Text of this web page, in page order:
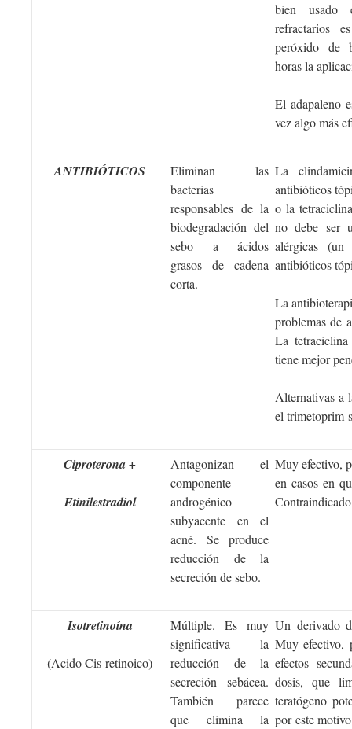
bien usado
refractarios
peróxido de
horas la
El adapaleno
vez algo más
ANTIBIÓTICOS
Eliminan las
bacterias
responsables de la
biodegradación del
sebo a ácidos
grasos de cadena
corta.
La
antibióticos
o la
no debe ser
alérgicas
antibióticos
La
problemas de
La
tiene mejor
Alternativas a
el trimetoprim-
Ciproterona +
Etinilestradiol
Antagonizan el
componente
androgénico
subyacente en el
acné. Se produce
reducción de la
secreción de sebo.
Muy efectivo,
en casos en
Isotretinoína
(Acido Cis-retinoico)
Múltiple. Es muy
significativa la
reducción de la
secreción sebácea.
También parece
que elimina la
Un derivado
Muy efectivo,
efectos
dosis, que
teratógeno
por este